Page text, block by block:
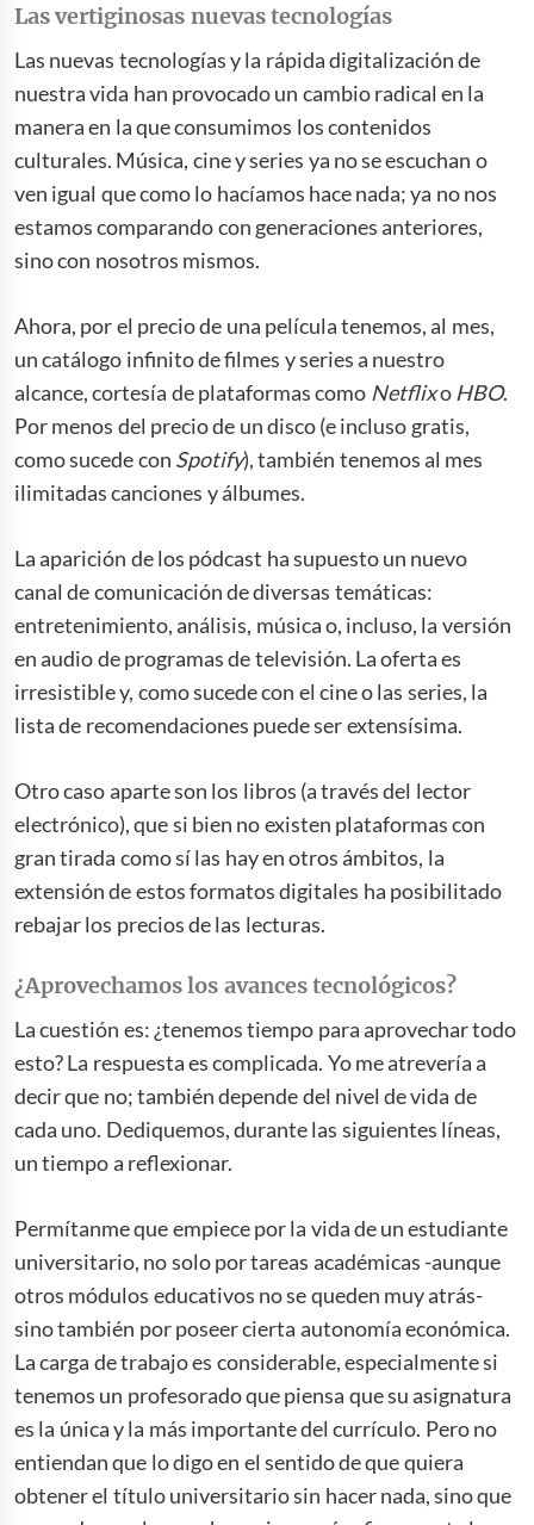
Las vertiginosas nuevas tecnologías
Las nuevas tecnologías y la rápida digitalización de
nuestra vida han provocado un cambio radical en la
manera en la que consumimos los contenidos
culturales. Música, cine y series ya no se escuchan o
ven igual que como lo hacíamos hace nada; ya no nos
estamos comparando con generaciones anteriores,
sino con nosotros mismos.
Ahora, por el precio de una película tenemos, al mes,
un catálogo infinito de filmes y series a nuestro
alcance, cortesía de plataformas como Netflixo HBO.
Por menos del precio de un disco (e incluso gratis,
como sucede con Spotify), también tenemos al mes
ilimitadas canciones y álbumes.
La aparición de los pódcast ha supuesto un nuevo
canal de comunicación de diversas temáticas:
entretenimiento, análisis, música o, incluso, la versión
en audio de programas de televisión. La oferta es
irresistible y, como sucede con el cine o las series, la
lista de recomendaciones puede ser extensísima.
Otro caso aparte son los libros (a través del lector
electrónico), que si bien no existen plataformas con
gran tirada como sí las hay en otros ámbitos, la
extensión de estos formatos digitales ha posibilitado
rebajar los precios de las lecturas.
¿Aprovechamos los avances tecnológicos?
La cuestión es: ¿tenemos tiempo para aprovechar todo
esto? La respuesta es complicada. Yo me atrevería a
decir que no; también depende del nivel de vida de
cada uno. Dediquemos, durante las siguientes líneas,
un tiempo a reflexionar.
Permítanme que empiece por la vida de un estudiante
universitario, no solo por tareas académicas -aunque
otros módulos educativos no se queden muy atrás-
sino también por poseer cierta autonomía económica.
La carga de trabajo es considerable, especialmente si
tenemos un profesorado que piensa que su asignatura
es la única y la más importante del currículo. Pero no
entiendan que lo digo en el sentido de que quiera
obtener el título universitario sin hacer nada, sino que